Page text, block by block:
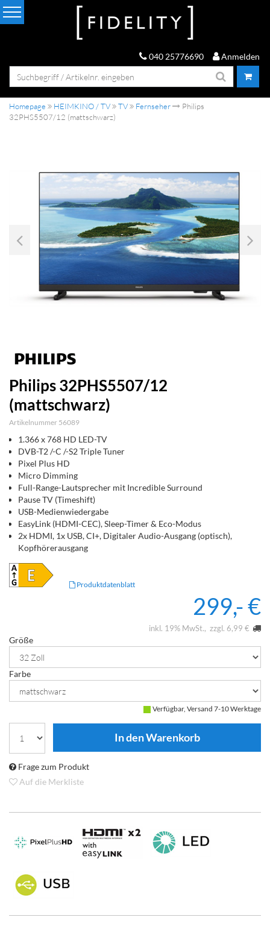
040 25776690 Anmelden
Homepage HEIMKINO / TV TV Fernseher
Philips
32PHS5507/12 (mattschwarz)
Philips 32PHS5507/12
(mattschwarz)
Artikelnummer 56089
1.366 x 768 HD LED-TV
DVB-T2 /-C /-S2 Triple Tuner
Pixel Plus HD
Micro Dimming
Full-Range-Lautsprecher mit Incredible Surround
Pause TV (Timeshift)
USB-Medienwiedergabe
EasyLink (HDMI-CEC), Sleep-Timer & Eco-Modus
2x HDMI, 1x USB, CI+, Digitaler Audio-Ausgang (optisch),
Kopfhörerausgang
Produktdatenblatt
299,- €
inkl. 19% MwSt. zzgl. 6,99 €
Größe
Farbe
Verfügbar, Versand 7-10 Werktage
Frage zum Produkt
Auf die Merkliste